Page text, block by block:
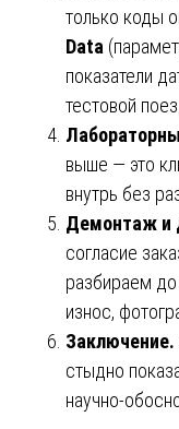
только коды
Data
показатели
тестовой
выше — это
внутрь без
Демонтаж и
согласие
разбираем
износ,
Заключение.
стыдно
научно-